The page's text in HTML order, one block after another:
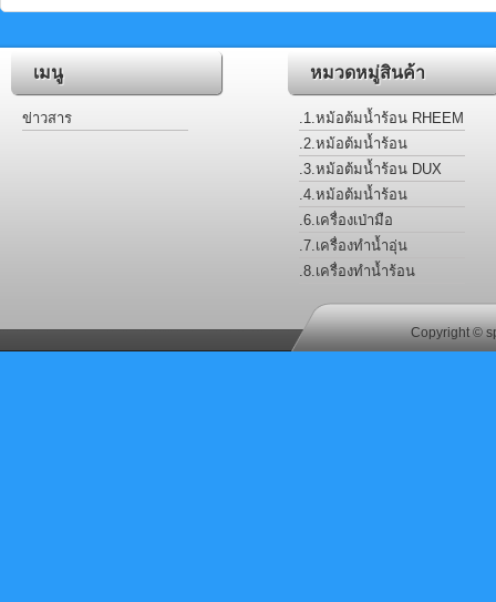
เมนู
ข่าวสาร
หมวดหมู่สินค้า
.1.หม้อต้มน้ำร้อน RHEEM
.2.หม้อต้มน้ำร้อน
STIEBEL
.3.หม้อต้มน้ำร้อน DUX
.4.หม้อต้มน้ำร้อน
FERROLI
.6.เครื่องเป่ามือ
.7.เครื่องทำน้ำอุ่น
.8.เครื่องทำน้ำร้อน
Copyright ©